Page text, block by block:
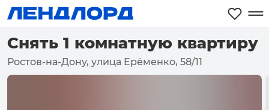
Снять 1 комнатную квартиру
Ростов-на-Дону, улица Ерёменко, 58/11